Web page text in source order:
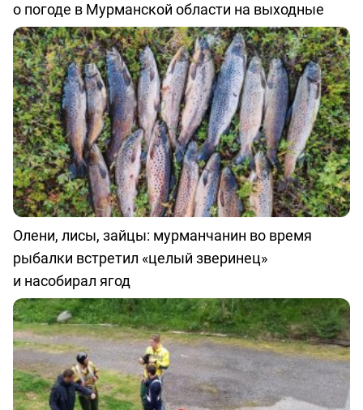
о погоде в Мурманской области на выходные
Олени, лисы, зайцы: мурманчанин во время
рыбалки встретил «целый зверинец»
и насобирал ягод